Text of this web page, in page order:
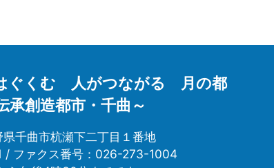
ぐくむ 人がつながる 月の都
承創造都市・千曲～
県千曲市杭瀬下二丁目１番地
/ ファクス番号：026-273-1004